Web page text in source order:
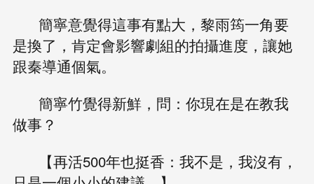
簡寧意覺得這事有點大，黎雨筠一角要
是換了，肯定會影響劇組的拍攝進度，讓她
跟秦導通個氣。
簡寧竹覺得新鮮，問：你現在是在教我
做事？
【再活500年也挺香：我不是，我沒有，